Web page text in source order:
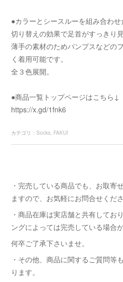
●カラーとシースルーを組み合わせ
切り替えの効果で足首がすっきり見
薄手の素材のためパンプスなどの
く着用可能です。
全３色展開。
●商品一覧トップページはこちら↓
https://x.gd/1fnk6
カテゴリ ： Socks FAKUI
・完売している商品でも、お取寄
ますので、お気軽にお問合せくださ
・商品在庫は実店舗と共有してお
ングによっては完売している場合
何卒ご了承下さいませ。
・その他、商品に関するご質問等
ります。